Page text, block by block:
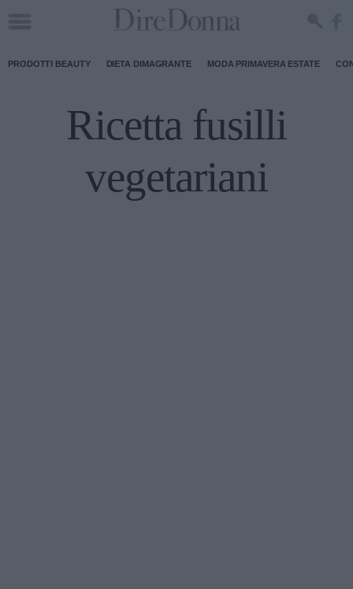
PRODOTTI BEAUTY DIETA DIMAGRANTE MODA PRIMAVERA ESTATE
Ricetta fusilli
vegetariani